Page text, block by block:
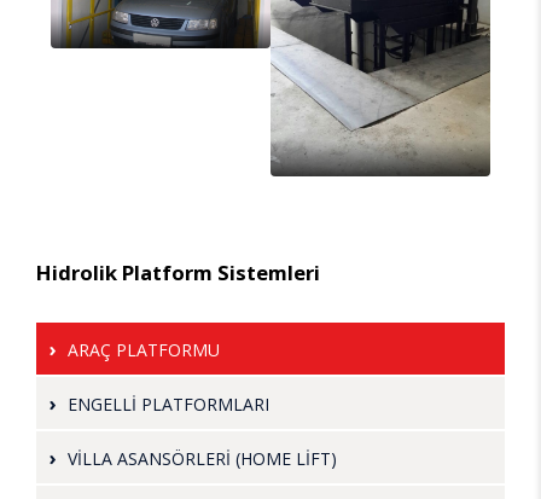
Hidrolik Platform Sistemleri
ARAÇ PLATFORMU
ENGELLİ PLATFORMLARI
VİLLA ASANSÖRLERİ (HOME LİFT)